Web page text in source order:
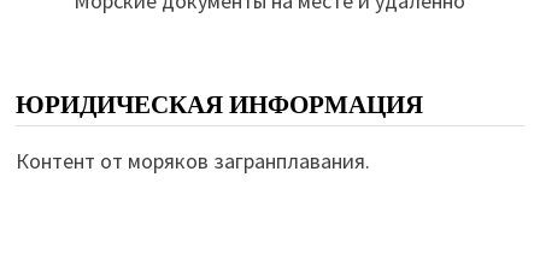
ЮРИДИЧЕСКАЯ ИНФОРМАЦИЯ
Контент от моряков загранплавания.